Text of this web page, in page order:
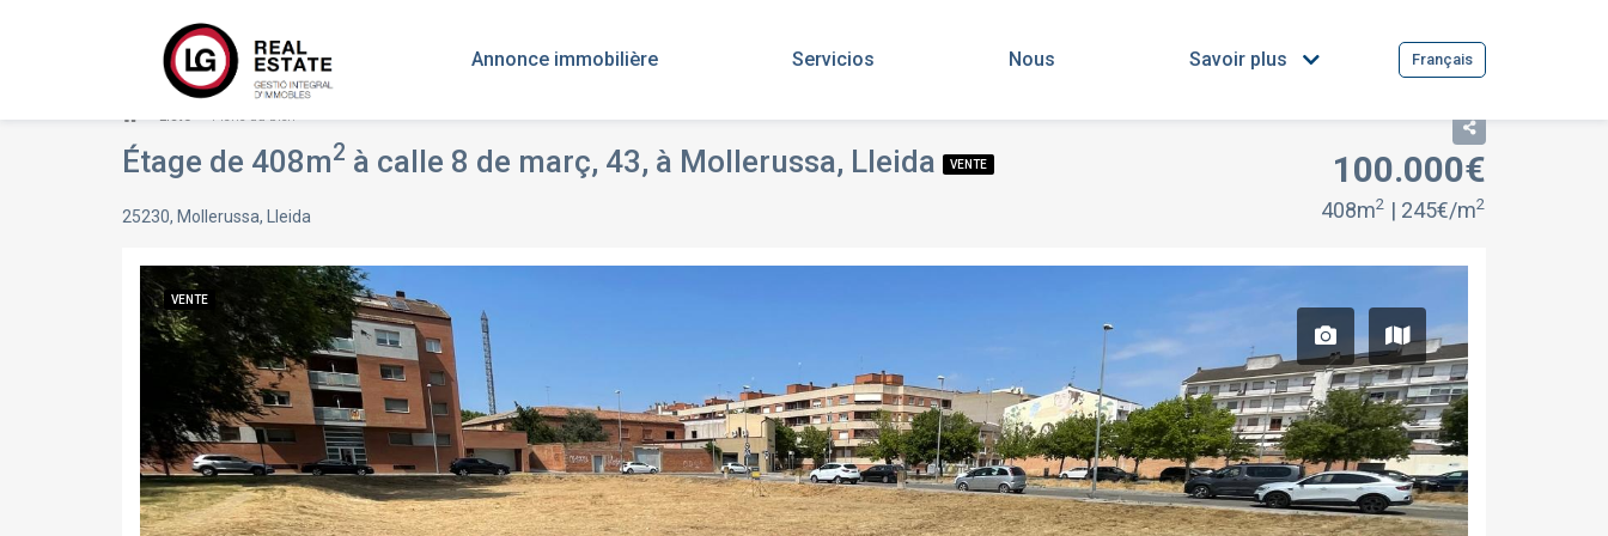
Annonce immobilière Servicios Nous Savoir plus Français
Liste Fiche du bien
Étage de 408m2 à calle 8 de març, 43, à Mollerussa, Lleida VENTE
25230, Mollerussa, Lleida
100.000€
408m2 | 245€/m2
VENTE